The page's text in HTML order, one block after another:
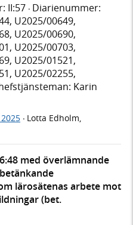
II:57 · Diarienummer:
U2025/00649,
U2025/00690,
U2025/00703,
U2025/01521,
U2025/02255,
Karin
· Lotta Edholm,
med överlämnande
lärosätenas arbete mot
(bet.